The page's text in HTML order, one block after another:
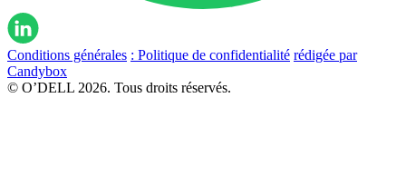
Conditions générales : Politique de confidentialité rédigée par
Candybox
© O’DELL 2026. Tous droits réservés.